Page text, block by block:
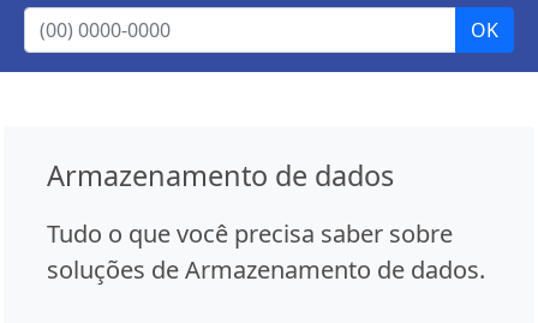
Armazenamento de dados
Tudo o que você precisa saber sobre
soluções de Armazenamento de dados.